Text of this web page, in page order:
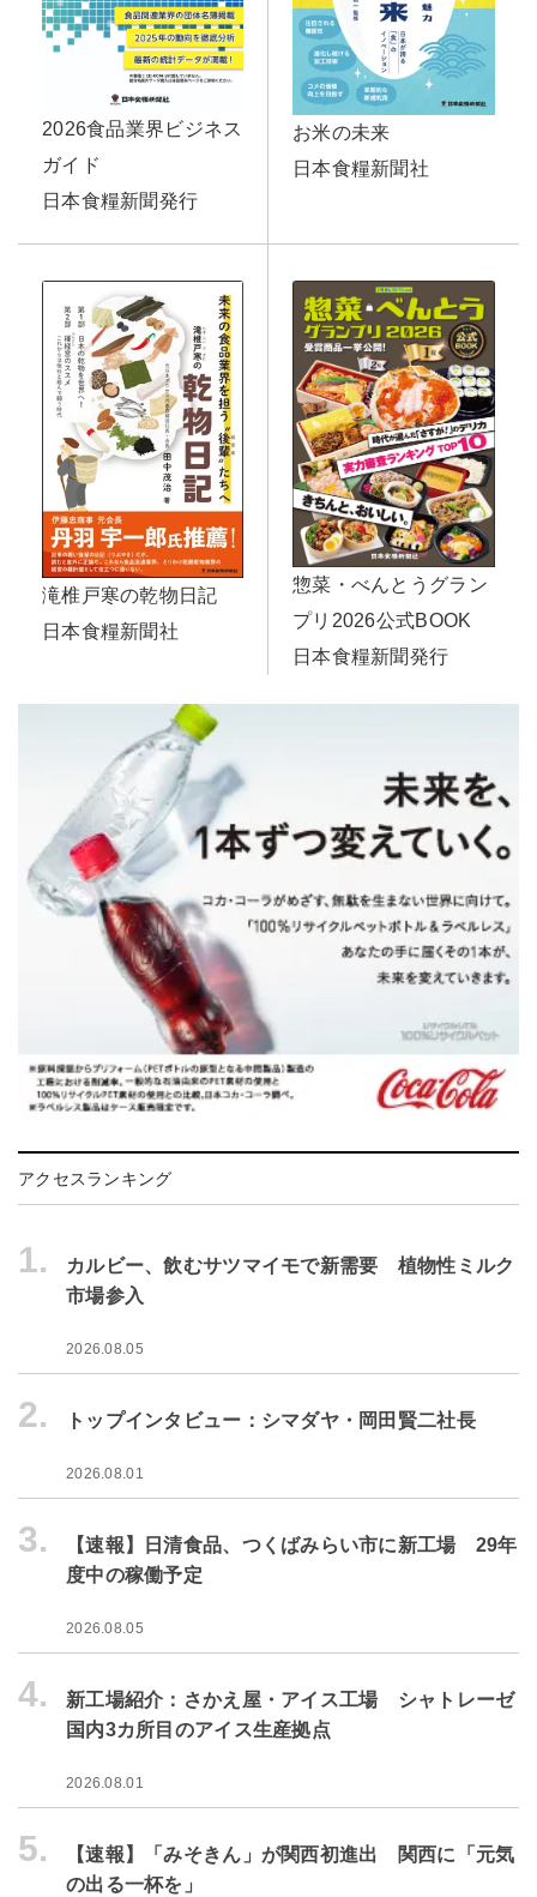
2026食品業界ビジネス
ガイド
日本食糧新聞発行
お米の未来
日本食糧新聞社
滝椎戸寒の乾物日記
日本食糧新聞社
惣菜・べんとうグラン
プリ2026公式BOOK
日本食糧新聞発行
アクセスランキング
1.
カルビー、飲むサツマイモで新需要 植物性ミルク
市場参入
2026.08.05
2. トップインタビュー：シマダヤ・岡田賢二社長
2026.08.01
3.
【速報】日清食品、つくばみらい市に新工場 29年
度中の稼働予定
2026.08.05
4.
新工場紹介：さかえ屋・アイス工場 シャトレーゼ
国内3カ所目のアイス生産拠点
2026.08.01
5.
【速報】「みそきん」が関西初進出 関西に「元気
の出る一杯を」